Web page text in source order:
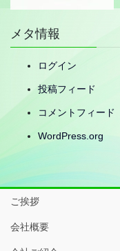
メタ情報
ログイン
投稿フィード
コメントフィード
WordPress.org
ご挨拶
会社概要